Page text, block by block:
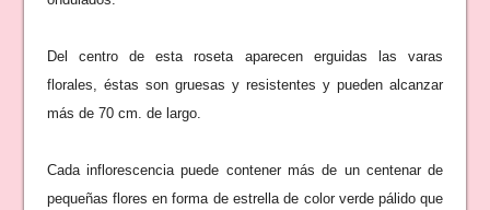
Del centro de esta roseta aparecen erguidas las varas
florales, éstas son gruesas y resistentes y pueden alcanzar
más de 70 cm. de largo.
Cada inflorescencia puede contener más de un centenar de
pequeñas flores en forma de estrella de color verde pálido que